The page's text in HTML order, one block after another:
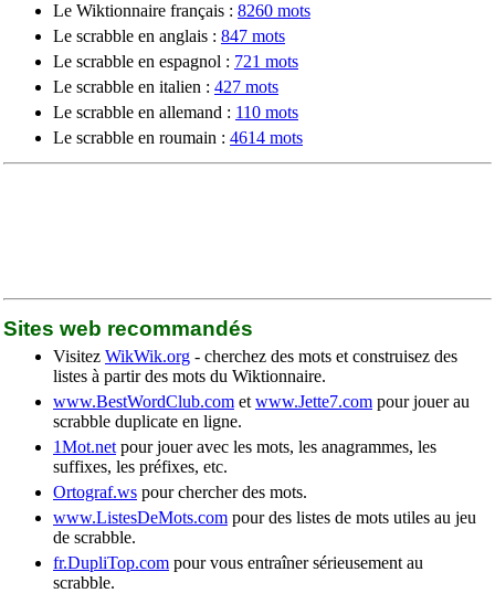
Le Wiktionnaire français : 8260 mots
Le scrabble en anglais : 847 mots
Le scrabble en espagnol : 721 mots
Le scrabble en italien : 427 mots
Le scrabble en allemand : 110 mots
Le scrabble en roumain : 4614 mots
Sites web recommandés
Visitez WikWik.org - cherchez des mots et construisez des
listes à partir des mots du Wiktionnaire.
www.BestWordClub.com et www.Jette7.com pour jouer au
scrabble duplicate en ligne.
1Mot.net pour jouer avec les mots, les anagrammes, les
suffixes, les préfixes, etc.
Ortograf.ws pour chercher des mots.
www.ListesDeMots.com pour des listes de mots utiles au jeu
de scrabble.
fr.DupliTop.com pour vous entraîner sérieusement au
scrabble.